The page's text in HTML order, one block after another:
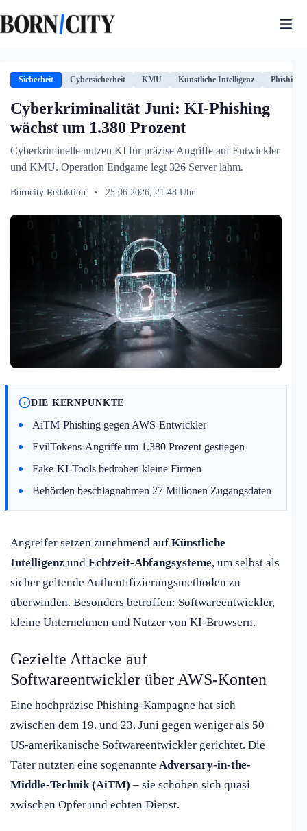
Inhalt
springen
Sicherheit Cybersicherheit KMU Künstliche Intelligenz Phishing
Cyberkriminalität Juni: KI-Phishing
wächst um 1.380 Prozent
Cyberkriminelle nutzen KI für präzise Angriffe auf Entwickler
und KMU. Operation Endgame legt 326 Server lahm.
Borncity Redaktion • 25.06.2026, 21:48 Uhr
DIE KERNPUNKTE
AiTM-Phishing gegen AWS-Entwickler
EvilTokens-Angriffe um 1.380 Prozent gestiegen
Fake-KI-Tools bedrohen kleine Firmen
Behörden beschlagnahmen 27 Millionen Zugangsdaten
Angreifer setzen zunehmend auf Künstliche
Intelligenz und Echtzeit-Abfangsysteme, um selbst als
sicher geltende Authentifizierungsmethoden zu
überwinden. Besonders betroffen: Softwareentwickler,
kleine Unternehmen und Nutzer von KI-Browsern.
Gezielte Attacke auf
Softwareentwickler über AWS-Konten
Eine hochpräzise Phishing-Kampagne hat sich
zwischen dem 19. und 23. Juni gegen weniger als 50
US-amerikanische Softwareentwickler gerichtet. Die
Täter nutzten eine sogenannte Adversary-in-the-
Middle-Technik (AiTM) – sie schoben sich quasi
zwischen Opfer und echten Dienst.